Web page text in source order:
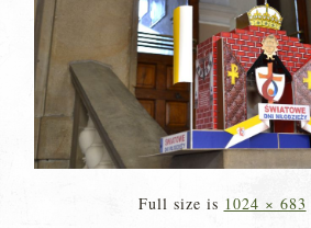
Full size is 1024 × 683